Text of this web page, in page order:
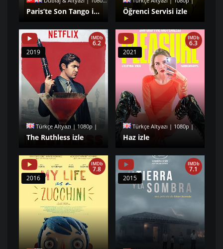
Paris’te Son Tango izle Öğrenci Servisi izle
Türkçe Altyazı | 1080p |
The Ruthless izle
IMDb
6.2
2019
Türkçe Altyazı | 1080p |
Haz izle
IMDb
6.3
2021
IMDb
7.8
2016
IMDb
7.1
2015